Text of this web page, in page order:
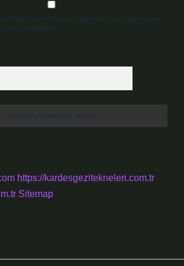
kullanılması için adım, e-posta adresim ve
kaydedilsin.
https://kardesgezitekneleri.com.tr
Sitemap